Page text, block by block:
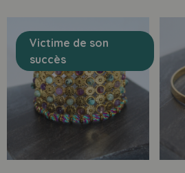
Victime de son
succès